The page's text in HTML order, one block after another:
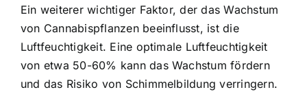
Ein weiterer wichtiger Faktor, der das Wachstum
von Cannabispflanzen beeinflusst, ist die
Luftfeuchtigkeit. Eine optimale Luftfeuchtigkeit
von etwa 50-60% kann das Wachstum fördern
und das Risiko von Schimmelbildung verringern.